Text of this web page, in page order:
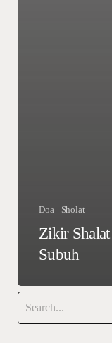
Doa Sholat
Zikir
Subuh